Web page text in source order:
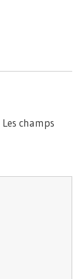
Les champs